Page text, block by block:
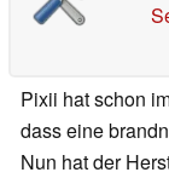
Pixii hat schon
dass eine
Nun hat der